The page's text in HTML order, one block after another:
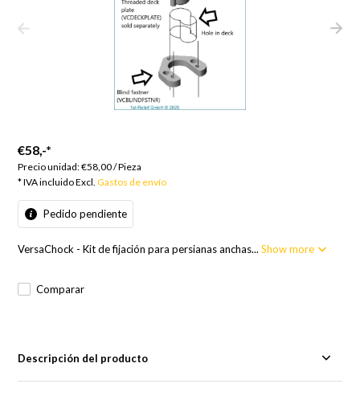
€58,-*
Precio unidad:€58,00/Pieza
* IVA incluido Excl.Gastos de envío
Pedido pendiente
VersaChock - Kit de fijación para persianas anchas...Show more
Comparar
Descripción del producto